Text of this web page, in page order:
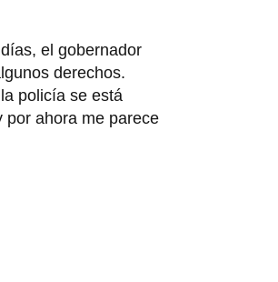
el gobernador
derechos.
policía se está
por ahora me parece